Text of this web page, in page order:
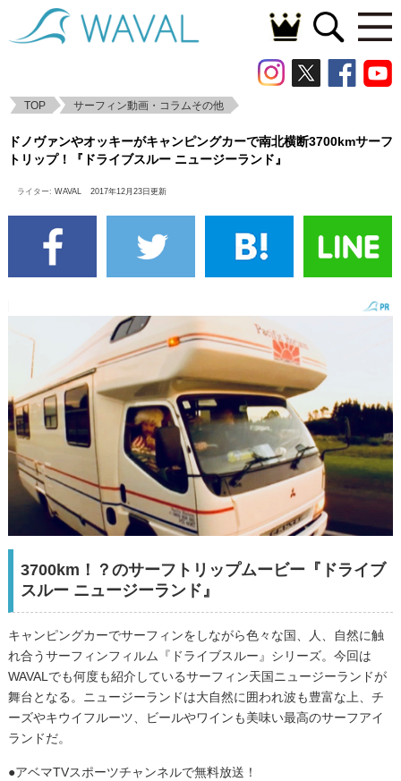
TOP サーフィン動画・コラムその他
で南北横断3700kmサーフトリップ！『ドラ
イブスルー ニュージーランド』
ドノヴァンやオッキーがキャンピングカーで南北横断3700kmサーフ
トリップ！『ドライブスルー ニュージーランド』
ライター: WAVAL 2017年12月23日更新
3700km！？のサーフトリップムービー『ドライブ
スルー ニュージーランド』
キャンピングカーでサーフィンをしながら色々な国、人、自然に触
れ合うサーフィンフィルム『ドライブスルー』シリーズ。今回は
WAVALでも何度も紹介しているサーフィン天国ニュージーランドが
舞台となる。ニュージーランドは大自然に囲われ波も豊富な上、チ
ーズやキウイフルーツ、ビールやワインも美味い最高のサーフアイ
ランドだ。
●アベマTVスポーツチャンネルで無料放送！